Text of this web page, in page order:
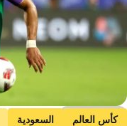
Getty Images
كأس العالم السعودية